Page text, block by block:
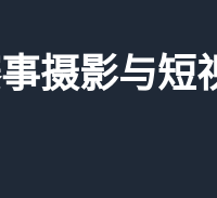
摄影与短